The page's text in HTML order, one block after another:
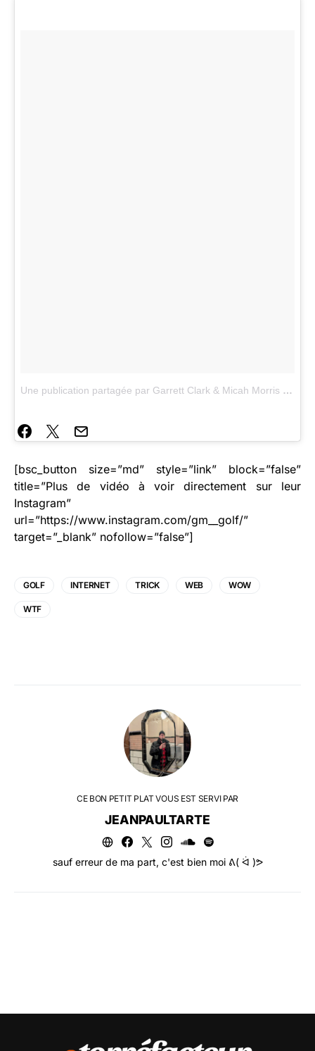
Une publication partagée par Garrett Clark & Micah Morris (@gm__golf)
[bsc_button size=”md” style=”link” block=”false”
title=”Plus de vidéo à voir directement sur leur
Instagram”
url=”https://www.instagram.com/gm__golf/”
target=”_blank” nofollow=”false”]
GOLF INTERNET TRICK WEB WOW
WTF
CE BON PETIT PLAT VOUS EST SERVI PAR
JEANPAULTARTE
sauf erreur de ma part, c'est bien moi ᕕ( ᐛ )ᕗ